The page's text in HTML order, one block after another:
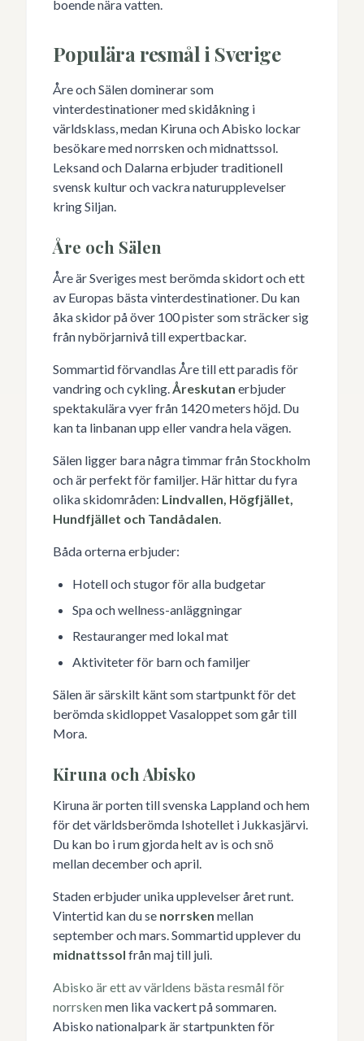
boende nära vatten.
Populära resmål i Sverige
Åre och Sälen dominerar som
vinterdestinationer med skidåkning i
världsklass, medan Kiruna och Abisko lockar
besökare med norrsken och midnattssol.
Leksand och Dalarna erbjuder traditionell
svensk kultur och vackra naturupplevelser
kring Siljan.
Åre och Sälen
Åre är Sveriges mest berömda skidort och ett
av Europas bästa vinterdestinationer. Du kan
åka skidor på över 100 pister som sträcker sig
från nybörjarnivå till expertbackar.
Sommartid förvandlas Åre till ett paradis för
vandring och cykling.Åreskutan erbjuder
spektakulära vyer från 1420 meters höjd. Du
kan ta linbanan upp eller vandra hela vägen.
Sälen ligger bara några timmar från Stockholm
och är perfekt för familjer. Här hittar du fyra
olika skidområden: Lindvallen, Högfjället,
Hundfjället och Tandådalen.
Båda orterna erbjuder:
Hotell och stugor för alla budgetar
Spa och wellness-anläggningar
Restauranger med lokal mat
Aktiviteter för barn och familjer
Sälen är särskilt känt som startpunkt för det
berömda skidloppet Vasaloppet som går till
Mora.
Kiruna och Abisko
Kiruna är porten till svenska Lappland och hem
för det världsberömda Ishotellet i Jukkasjärvi.
Du kan bo i rum gjorda helt av is och snö
mellan december och april.
Staden erbjuder unika upplevelser året runt.
Vintertid kan du se norrsken mellan
september och mars. Sommartid upplever du
midnattssol från maj till juli.
Abisko är ett av världens bästa resmål för
norrsken men lika vackert på sommaren.
Abisko nationalpark är startpunkten för